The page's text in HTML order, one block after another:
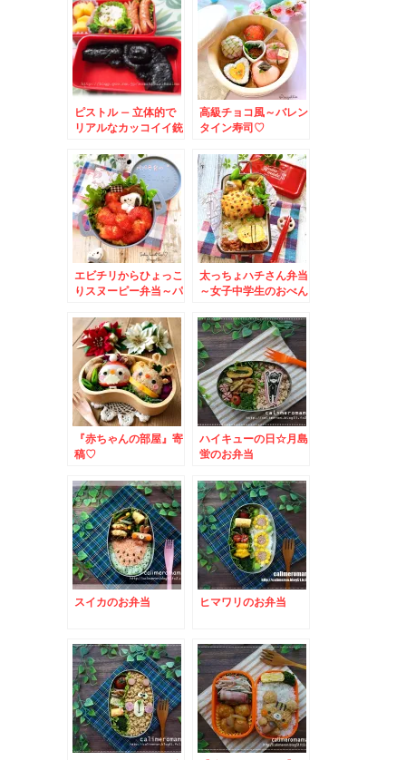
ピストル – 立体的で
リアルなカッコイイ銃
高級チョコ風～バレン
タイン寿司♡
エビチリからひょっこ
りスヌーピー弁当～パ
太っちょハチさん弁当
～女子中学生のおべん
『赤ちゃんの部屋』寄
稿♡
ハイキューの日☆月島
蛍のお弁当
スイカのお弁当 ヒマワリのお弁当